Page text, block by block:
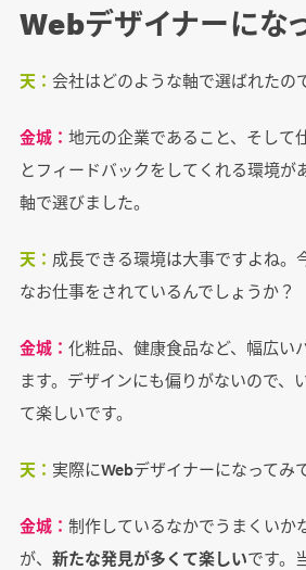
Webデザイナーにな
天： 会社はどのような軸で選ばれたの
金城： 地元の企業であること、そして
とフィードバックをしてくれる環境が
軸で選びました。
天： 成長できる環境は大事ですよね。
なお仕事をされているんでしょうか？
金城： 化粧品、健康食品など、幅広い
ます。デザインにも偏りがないので、
て楽しいです。
天： 実際にWebデザイナーになってみ
金城： 制作しているなかでうまくいか
が、 新たな発見が多くて楽しいです。